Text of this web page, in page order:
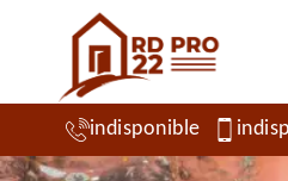
indisponible